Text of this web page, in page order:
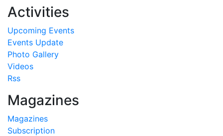
Activities
Upcoming Events
Events Update
Photo Gallery
Videos
Rss
Magazines
Magazines
Subscription